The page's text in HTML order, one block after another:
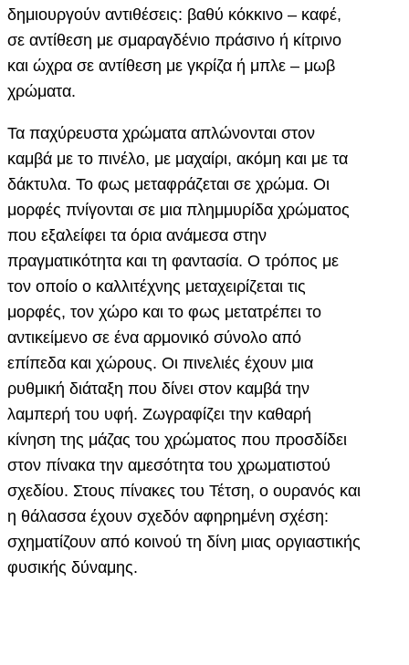
δημιουργούν αντιθέσεις: βαθύ κόκκινο – καφέ,
σε αντίθεση με σμαραγδένιο πράσινο ή κίτρινο
και ώχρα σε αντίθεση με γκρίζα ή μπλε – μωβ
χρώματα.
Τα παχύρευστα χρώματα απλώνονται στον
καμβά με το πινέλο, με μαχαίρι, ακόμη και με τα
δάκτυλα. Το φως μεταφράζεται σε χρώμα. Οι
μορφές πνίγονται σε μια πλημμυρίδα χρώματος
που εξαλείφει τα όρια ανάμεσα στην
πραγματικότητα και τη φαντασία. Ο τρόπος με
τον οποίο ο καλλιτέχνης μεταχειρίζεται τις
μορφές, τον χώρο και το φως μετατρέπει το
αντικείμενο σε ένα αρμονικό σύνολο από
επίπεδα και χώρους. Οι πινελιές έχουν μια
ρυθμική διάταξη που δίνει στον καμβά την
λαμπερή του υφή. Ζωγραφίζει την καθαρή
κίνηση της μάζας του χρώματος που προσδίδει
στον πίνακα την αμεσότητα του χρωματιστού
σχεδίου. Στους πίνακες του Τέτση, ο ουρανός και
η θάλασσα έχουν σχεδόν αφηρημένη σχέση:
σχηματίζουν από κοινού τη δίνη μιας οργιαστικής
φυσικής δύναμης.